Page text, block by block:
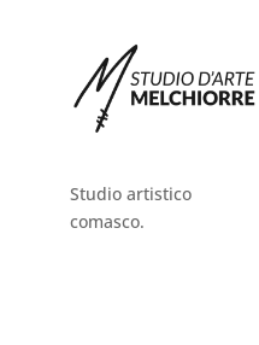
Studio artistico
comasco.